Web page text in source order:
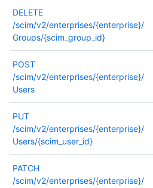
DELETE
/scim/v2/enterprises/{enterprise}/
Groups/{scim_group_id}
POST
/scim/v2/enterprises/{enterprise}/
Users
PUT
/scim/v2/enterprises/{enterprise}/
Users/{scim_user_id}
PATCH
/scim/v2/enterprises/{enterprise}/